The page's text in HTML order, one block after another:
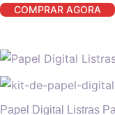
COMPRAR AGORA
Papel Digital Listras